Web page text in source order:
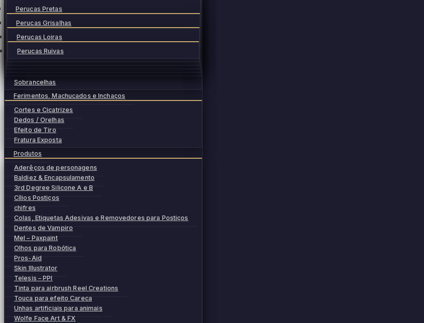
Perucas Pretas
Perucas Grisalhas
Perucas Loiras
Perucas Ruivas
Sobrancelhas
Ferimentos, Machucados e Inchaços
Cortes e Cicatrizes
Dedos / Orelhas
Efeito de Tiro
Fratura Exposta
Produtos
Aderêços de personagens
Baldiez & Encapsulamento
3rd Degree Silicone A e B
Cílios Postiços
chifres
Colas, Etiquetas Adesivas e Removedores para Postiços
Dentes de Vampiro
Mel – Paxpaint
Olhos para Robótica
Pros-Aid
Skin Illustrator
Telesis – PPI
Tinta para airbrush Reel Creations
Touca para efeito Careca
Unhas artificiais para animais
Wolfe Face Art & FX